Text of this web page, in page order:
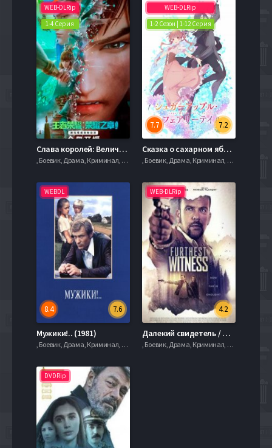
WEB-DLRip
1-4 Серия
Слава королей: Величие (2024)
, Боевик, Драма, Криминал, serial.mob
WEB-DLRip
1-2 Сезон | 1-12 Серия
7.2
7.7
Сказка о сахарном яблоке (1-2 Сезон)
, Боевик, Драма, Криминал, serial.mob
WEBDL
7.6
8.4
Мужики!.. (1981)
, Боевик, Драма, Криминал, serial.mob
WEB-DLRip
4.2
Далекий свидетель / Последний свидетель (2017)
, Боевик, Драма, Криминал, serial.mob
DVDRip